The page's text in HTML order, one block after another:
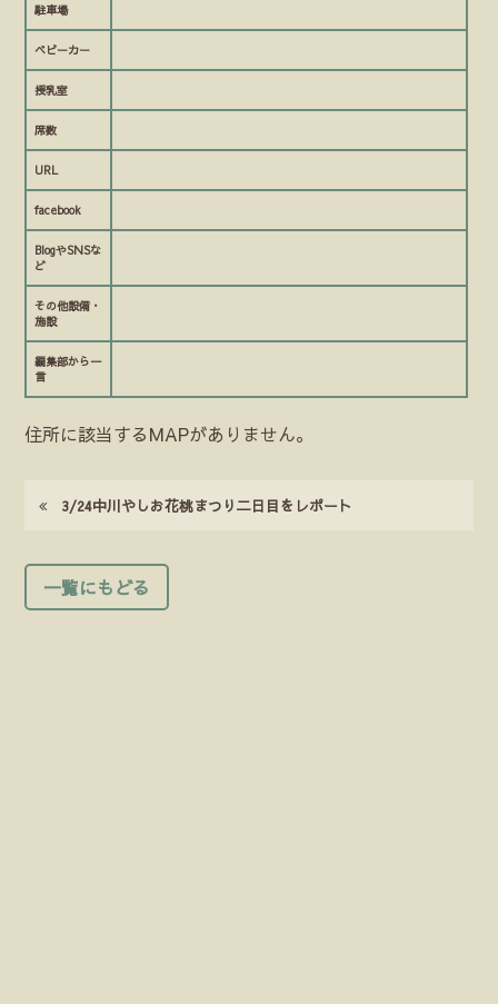
駐車場
ベビーカー
授乳室
席数
URL
facebook
BlogやSNSな
ど
その他設備・
施設
編集部から一
言
住所に該当するMAPがありません。
3/24中川やしお花桃まつり二日目をレポート
一覧にもどる